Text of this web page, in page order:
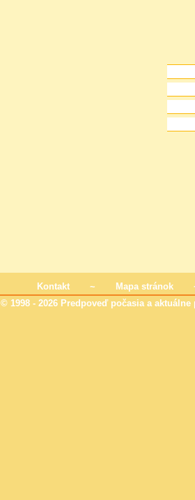
Kontakt ~ Mapa stránok
© 1998 - 2026 Predpoveď počasia a